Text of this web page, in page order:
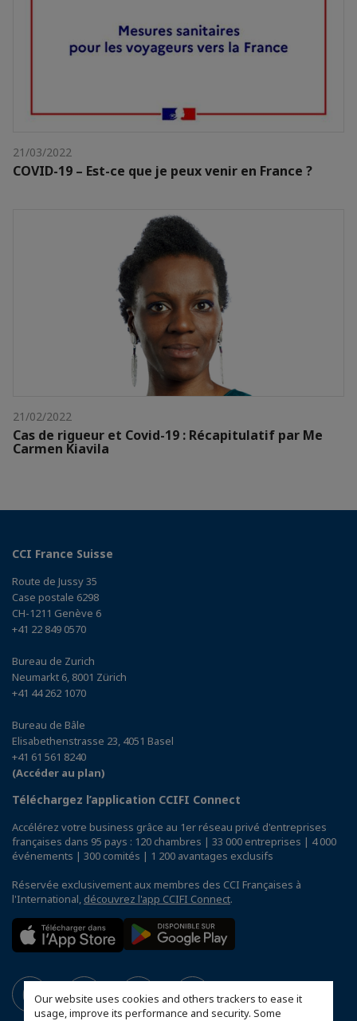
Our website uses cookies and others trackers to ease it
usage, improve its performance and security. Some
21/03/2022
COVID-19 – Est-ce que je peux venir en France ?
21/02/2022
Cas de rigueur et Covid-19 : Récapitulatif par Me
Carmen Kiavila
CCI France Suisse
Route de Jussy 35
Case postale 6298
CH-1211 Genève 6
+41 22 849 0570
Bureau de Zurich
Neumarkt 6, 8001 Zürich
+41 44 262 1070
Bureau de Bâle
Elisabethenstrasse 23, 4051 Basel
+41 61 561 8240
(Accéder au plan)
Téléchargez l’application CCIFI Connect
Accélérez votre business grâce au 1er réseau privé d'entreprises
françaises dans 95 pays : 120 chambres | 33 000 entreprises | 4 000
événements | 300 comités | 1 200 avantages exclusifs
Réservée exclusivement aux membres des CCI Françaises à
l'International, découvrez l'app CCIFI Connect.